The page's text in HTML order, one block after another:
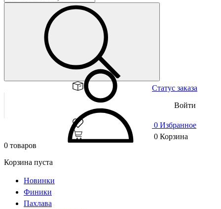
Статус заказа
Войти
0 Избранное
0 Корзина
0 товаров
Корзина пуста
Новинки
Финики
Пахлава